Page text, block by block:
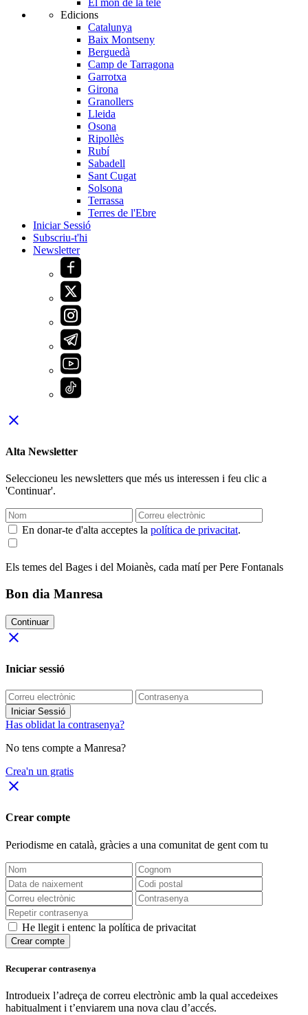
Edicions
Catalunya
Baix Montseny
Berguedà
Camp de Tarragona
Garrotxa
Girona
Granollers
Lleida
Osona
Ripollès
Rubí
Sabadell
Sant Cugat
Solsona
Terrassa
Terres de l'Ebre
Iniciar Sessió
Subscriu-t'hi
Newsletter
close
Alta Newsletter
Seleccioneu les newsletters que més us interessen i feu clic a
'Continuar'.
En donar-te d'alta acceptes la política de privacitat.
Els temes del Bages i del Moianès, cada matí per Pere Fontanals
Bon dia Manresa
Continuar
close
Iniciar sessió
Iniciar Sessió
Has oblidat la contrasenya?
No tens compte a Manresa?
Crea'n un gratis
close
Crear compte
Periodisme en català, gràcies a una comunitat de gent com tu
He llegit i entenc la política de privacitat
Crear compte
Recuperar contrasenya
Introdueix l’adreça de correu electrònic amb la qual accedeixes
habitualment i t’enviarem una nova clau d’accés.